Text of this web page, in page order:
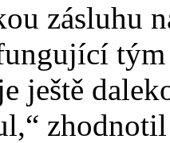
zásluhu
ještě